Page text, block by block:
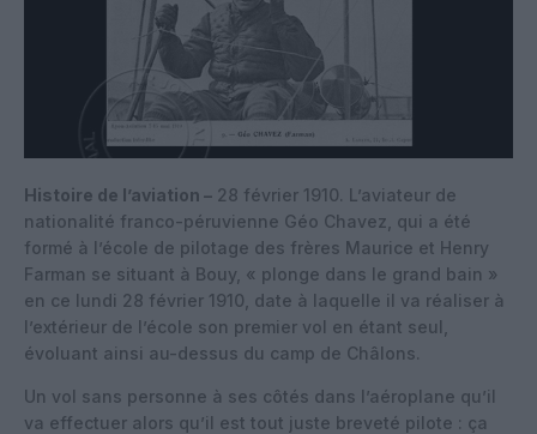
Histoire de l’aviation – 28 février 1910. L’aviateur de
nationalité franco-péruvienne Géo Chavez, qui a été
formé à l’école de pilotage des frères Maurice et Henry
Farman se situant à Bouy, « plonge dans le grand bain »
en ce lundi 28 février 1910, date à laquelle il va réaliser à
l’extérieur de l’école son premier vol en étant seul,
évoluant ainsi au-dessus du camp de Châlons.
Un vol sans personne à ses côtés dans l’aéroplane qu’il
va effectuer alors qu’il est tout juste breveté pilote : ça